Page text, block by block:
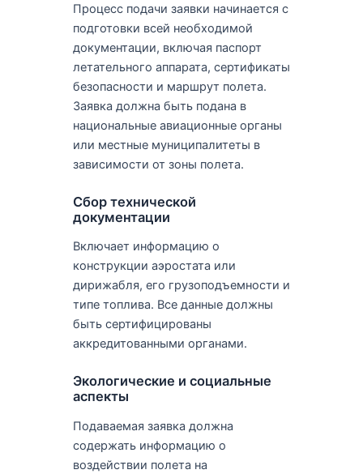
Процесс подачи заявки начинается с
подготовки всей необходимой
документации, включая паспорт
летательного аппарата, сертификаты
безопасности и маршрут полета.
Заявка должна быть подана в
национальные авиационные органы
или местные муниципалитеты в
зависимости от зоны полета.
Сбор технической
документации
Включает информацию о
конструкции аэростата или
дирижабля, его грузоподъемности и
типе топлива. Все данные должны
быть сертифицированы
аккредитованными органами.
Экологические и социальные
аспекты
Подаваемая заявка должна
содержать информацию о
воздействии полета на